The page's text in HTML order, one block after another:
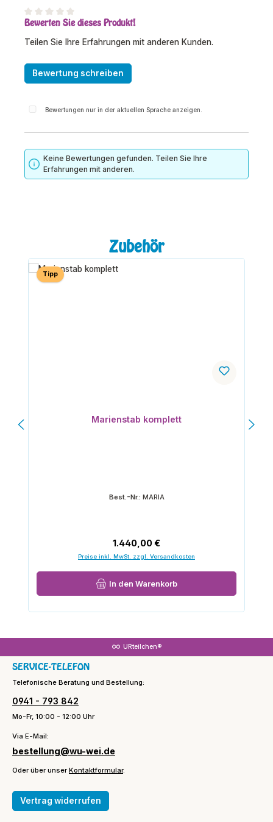
Durchschnittliche Bewertung von 0 von 5 Sternen
Bewerten Sie dieses Produkt!
Teilen Sie Ihre Erfahrungen mit anderen Kunden.
Bewertung schreiben
Bewertungen nur in der aktuellen Sprache anzeigen.
Keine Bewertungen gefunden. Teilen Sie Ihre
Erfahrungen mit anderen.
Produktgalerie überspringenZubehör
Tipp
Marienstab komplett
Best.-Nr.: MARIA
Regulärer Preis:
1.440,00 €
Preise inkl. MwSt. zzgl. Versandkosten
In den Warenkorb
URteilchen®
SERVICE-TELEFON
Telefonische Beratung und Bestellung:
0941 - 793 842
Mo-Fr, 10:00 - 12:00 Uhr
Via E-Mail:
bestellung@wu-wei.de
Oder über unserKontaktformular.
Vertrag widerrufen